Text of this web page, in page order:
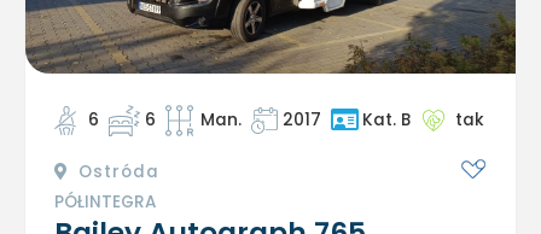
6 6 Man. 2017 Kat. B tak
Ostróda
PÓŁINTEGRA